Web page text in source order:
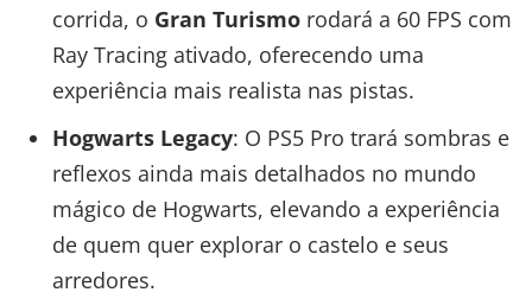
corrida, o Gran Turismorodará a 60 FPS com
Ray Tracing ativado, oferecendo uma
experiência mais realista nas pistas.
Hogwarts Legacy: O PS5 Pro trará sombras e
reflexos ainda mais detalhados no mundo
mágico de Hogwarts, elevando a experiência
de quem quer explorar o castelo e seus
arredores.